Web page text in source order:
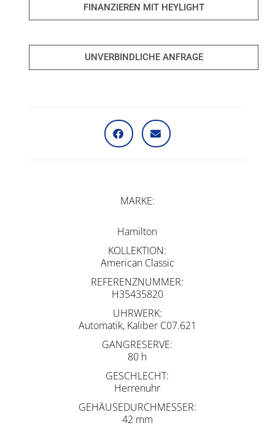
FINANZIEREN MIT HEYLIGHT
UNVERBINDLICHE ANFRAGE
MARKE
Hamilton
KOLLEKTION
American Classic
REFERENZNUMMER
H35435820
UHRWERK
Automatik, Kaliber C07.621
GANGRESERVE
80 h
GESCHLECHT
Herrenuhr
GEHÄUSEDURCHMESSER
42 mm